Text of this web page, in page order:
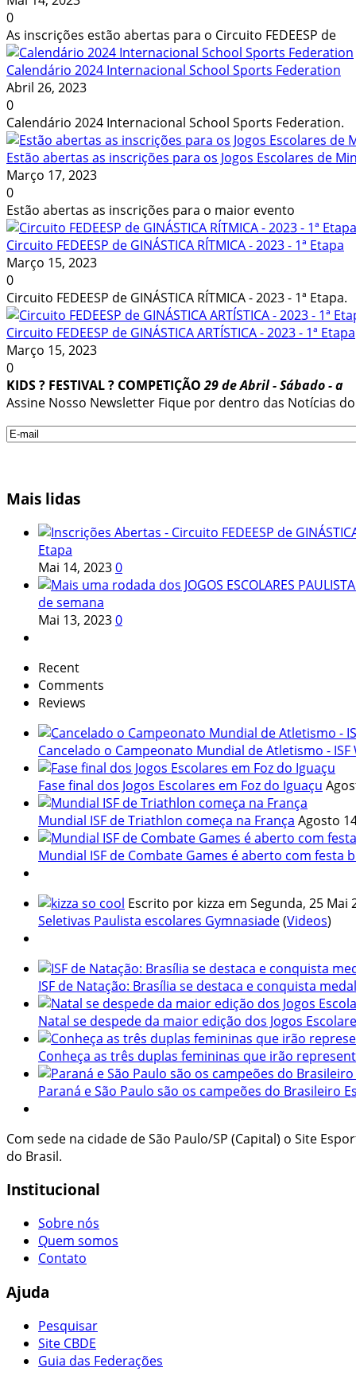
0
As inscrições estão abertas para o Circuito FEDEESP de
Calendário 2024 Internacional School Sports Federation
Abril 26, 2023
0
Calendário 2024 Internacional School Sports Federation.
Estão abertas as inscrições para os Jogos Escolares de
Março 17, 2023
0
Estão abertas as inscrições para o maior evento
Circuito FEDEESP de GINÁSTICA RÍTMICA - 2023 - 1ª Etapa
Março 15, 2023
0
Circuito FEDEESP de GINÁSTICA RÍTMICA - 2023 - 1ª Etapa.
Circuito FEDEESP de GINÁSTICA ARTÍSTICA - 2023 - 1ª Etapa
Março 15, 2023
0
KIDS ? FESTIVAL ? COMPETIÇÃO 29 de Abril - Sábado - a
Assine Nosso Newsletter Fique por dentro das Notícias
Mais lidas
Etapa
Mai 14, 20230
de semana
Mai 13, 20230
Recent
Comments
Reviews
Cancelado o Campeonato Mundial de Atletismo - ISF
Fase final dos Jogos Escolares em Foz do Iguaçu
Mundial ISF de Triathlon começa na França Agosto
Mundial ISF de Combate Games é aberto com festa
so cool Escrito por kizza em Segunda, 25 Mai
Seletivas Paulista escolares Gymnasiade(Videos)
ISF de Natação: Brasília se destaca e conquista
Natal se despede da maior edição dos Jogos
Conheça as três duplas femininas que irão
Paraná e São Paulo são os campeões do Brasileiro
Com sede na cidade de São Paulo/SP (Capital) o Site
do Brasil.
Institucional
Sobre nós
Quem somos
Contato
Ajuda
Pesquisar
Site CBDE
Guia das Federações